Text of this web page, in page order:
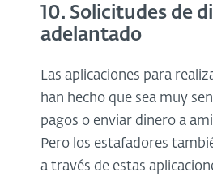
10. Solicitudes de
adelantado
Las aplicaciones para
han hecho que sea muy
pagos o enviar dinero a
Pero los estafadores
a través de estas